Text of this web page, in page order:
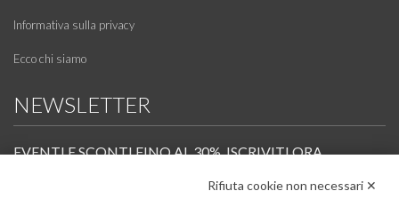
Informativa sulla privacy
Ecco chi siamo
NEWSLETTER
EVENTI E SCONTI FINO AL 30%. ISCRIVITI ORA.
Scopri in anteprima i nuovi prodotti, le promozioni riservate ai professionisti e resta
Rifiuta cookie non necessari ✕